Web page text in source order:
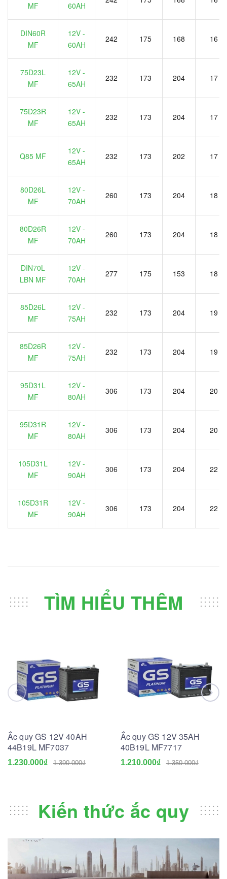
MF 60AH
DIN60R
MF
12V -
60AH
242 175 168 16
75D23L
MF
12V -
65AH
232 173 204 17
75D23R
MF
12V -
65AH
232 173 204 17
Q85 MF
12V -
65AH
232 173 202 17
80D26L
MF
12V -
70AH
260 173 204 18
80D26R
MF
12V -
70AH
260 173 204 18
DIN70L
LBN MF
12V -
70AH
277 175 153 18
85D26L
MF
12V -
75AH
232 173 204 19
85D26R
MF
12V -
75AH
232 173 204 19
95D31L
MF
12V -
80AH
306 173 204 20
95D31R
MF
12V -
80AH
306 173 204 20
105D31L
MF
12V -
90AH
306 173 204 22
105D31R
MF
12V -
90AH
306 173 204 22
TÌM HIỂU THÊM
Ắc quy GS 12V 40AH
44B19L MF7037
1.230.000₫ 1.390.000₫
Ắc quy GS 12V 35AH
40B19L MF7717
1.210.000₫ 1.350.000₫
Kiến thức ắc quy